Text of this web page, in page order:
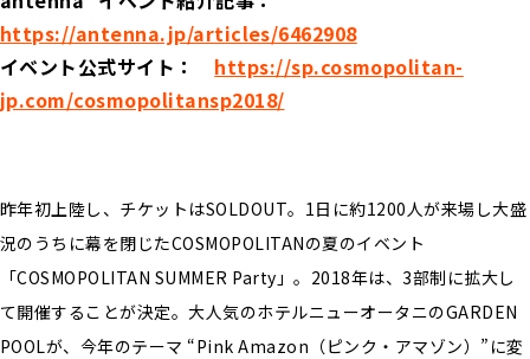
https://antenna.jp/articles/6462908
イベント公式サイト： https://sp.cosmopolitan-
jp.com/cosmopolitansp2018/
昨年初上陸し、チケットはSOLDOUT。1日に約1200人が来場し大盛
況のうちに幕を閉じたCOSMOPOLITANの夏のイベント
「COSMOPOLITAN SUMMER Party」。2018年は、3部制に拡大し
て開催することが決定。大人気のホテルニューオータニのGARDEN
POOLが、今年のテーマ “Pink Amazon（ピンク・アマゾン）”に変